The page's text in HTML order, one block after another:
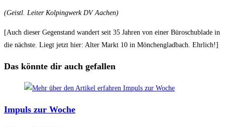
(Geistl. Leiter Kolpingwerk DV Aachen)
[Auch dieser Gegenstand wandert seit 35 Jahren von einer Büroschublade in
die nächste. Liegt jetzt hier: Alter Markt 10 in Mönchengladbach. Ehrlich!]
Das könnte dir auch gefallen
Impuls zur Woche